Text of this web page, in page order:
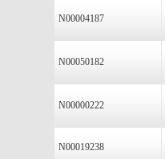
N00004187
N00050182
N00000222
N00019238